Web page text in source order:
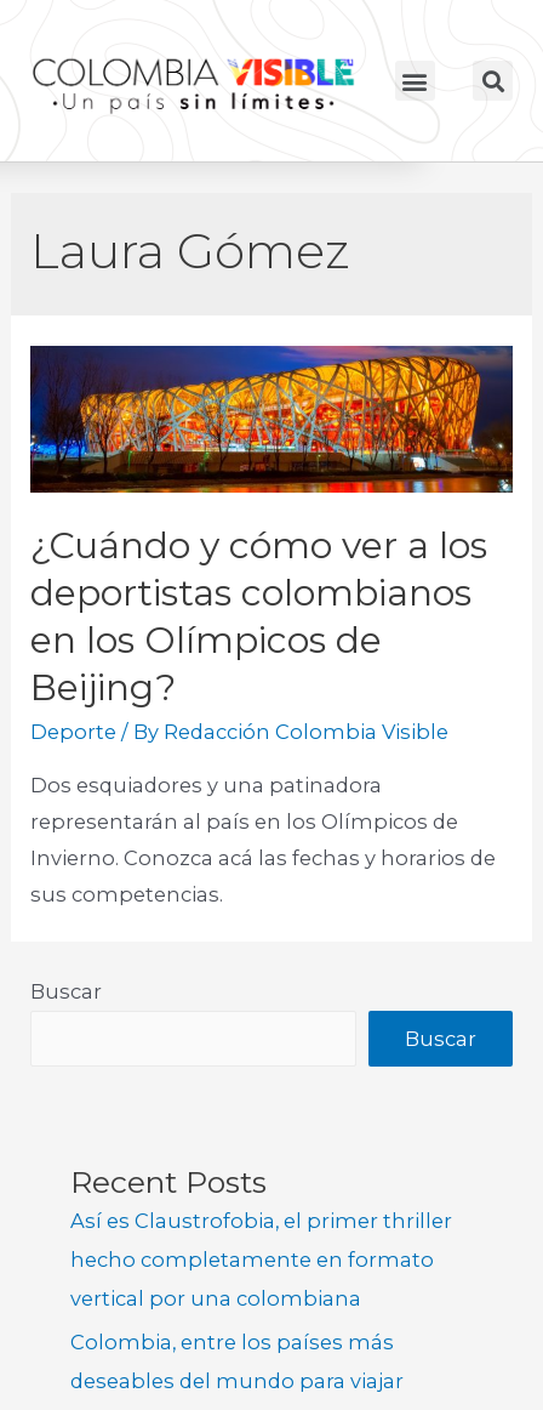
Laura Gómez
¿Cuándo y cómo ver a los
deportistas colombianos
en los Olímpicos de
Beijing?
Deporte / By Redacción Colombia Visible
Dos esquiadores y una patinadora
representarán al país en los Olímpicos de
Invierno. Conozca acá las fechas y horarios de
sus competencias.
Buscar
Buscar
Recent Posts
Así es Claustrofobia, el primer thriller
hecho completamente en formato
vertical por una colombiana
Colombia, entre los países más
deseables del mundo para viajar